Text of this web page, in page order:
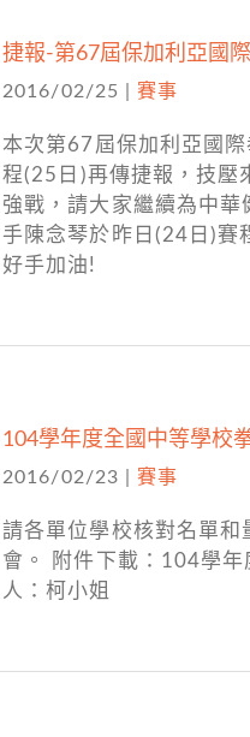
捷報-第67屆保加利亞國
2016/02/25 賽事
本次第67屆保加利亞國
程(25日)再傳捷報，技壓
強戰，請大家繼續為中
手陳念琴於昨日(24日)賽
好手加油!
104學年度全國中等學校
2016/02/23 賽事
請各單位學校核對名單
會。 附件下載：104學
人：柯小姐